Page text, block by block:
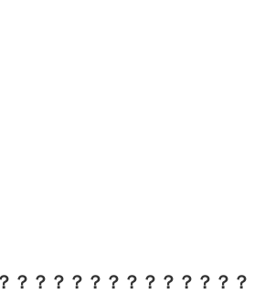
？？？？？？？？？？？？？